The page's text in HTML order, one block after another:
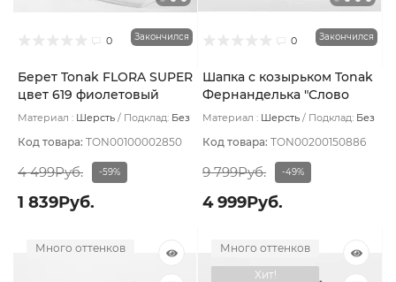
0 Закончился
Берет Tonak FLORA SUPER
цвет 619 фиолетовый
Материал : Шерсть Подклад: Без
Код товара: TON00100002850
4 499Руб. -59%
1 839Руб.
0 Закончился
Шапка с козырьком Tonak
Фернанделька "Слово
пацана" цвет зелен св/
Материал : Шерсть Подклад: Без
Код товара: TON00200150886
9 799Руб. -49%
4 999Руб.
Много оттенков
Много оттенков
Хит!